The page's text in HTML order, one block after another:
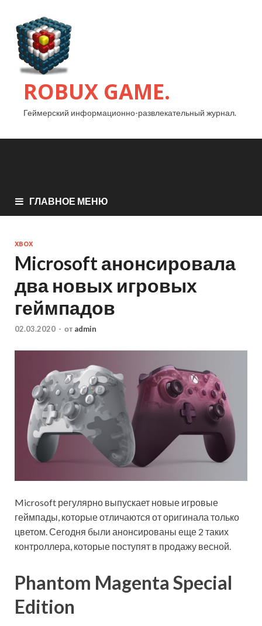
ROBUX GAME.
Геймерский информационно-развлекательный журнал.
ГЛАВНОЕ МЕНЮ
XBOX
Microsoft анонсировала
два новых игровых
геймпадов
02.03.2020 - от admin
Microsoft регулярно выпускает новые игровые
геймпады, которые отличаются от оригинала только
цветом. Сегодня были анонсированы еще 2 таких
контроллера, которые поступят в продажу весной.
Phantom Magenta Special
Edition